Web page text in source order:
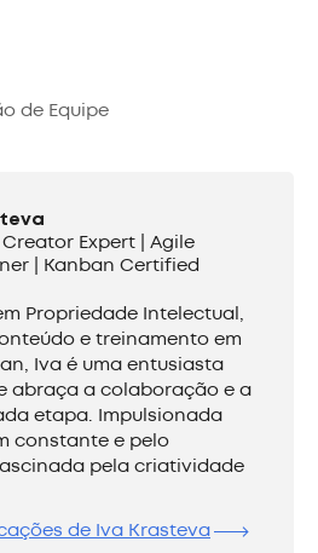
de Equipe
Expert | Agile
| Kanban Certified
Propriedade Intelectual,
e treinamento em
Iva é uma entusiasta
abraça a colaboração e a
etapa. Impulsionada
constante e pelo
pela criatividade
de Iva Krasteva